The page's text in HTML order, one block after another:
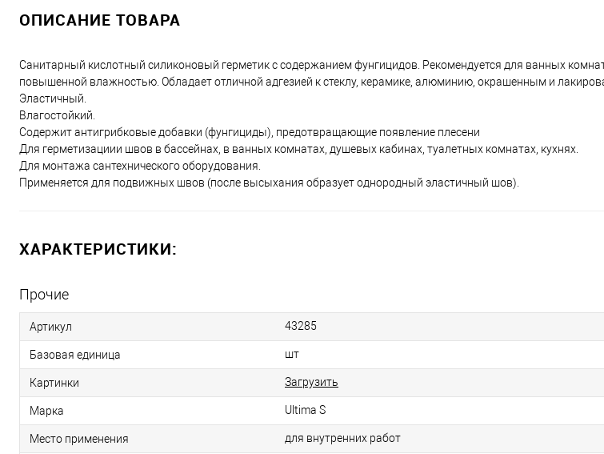
ОПИСАНИЕ ТОВАРА
Санитарный кислотный силиконовый герметик с содержанием фунгицидов. Рекомендуется для ванных
повышенной влажностью. Обладает отличной адгезией к стеклу, керамике, алюминию, окрашенным и
Эластичный.
Влагостойкий.
Содержит антигрибковые добавки (фунгициды), предотвращающие появление плесени
Для герметизациии швов в бассейнах, в ванных комнатах, душевых кабинах, туалетных комнатах, кухнях.
Для монтажа сантехнического оборудования.
Применяется для подвижных швов (после высыхания образует однородный эластичный шов).
ХАРАКТЕРИСТИКИ:
Прочие
Артикул 43285
Базовая единица шт
Картинки Загрузить
Марка Ultima S
Место применения для внутренних работ